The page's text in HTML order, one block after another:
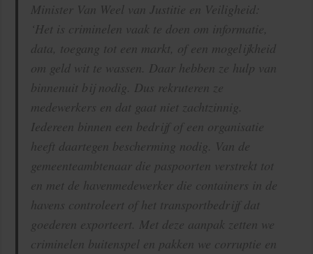
Minister Van Weel van Justitie en Veiligheid:
‘Het is criminelen vaak te doen om informatie,
data, toegang tot een markt, of een mogelijkheid
om geld wit te wassen. Daar hebben ze hulp van
binnenuit bij nodig. Dus rekruteren ze
medewerkers en dat gaat niet zachtzinnig.
Iedereen binnen een bedrijf of een organisatie
heeft daartegen bescherming nodig. Van de
gemeenteambtenaar die paspoorten verstrekt tot
en met de havenmedewerker die containers in de
havens controleert of het transportbedrijf dat
goederen exporteert. Met deze aanpak zetten we
criminelen buitenspel en pakken we corruptie en